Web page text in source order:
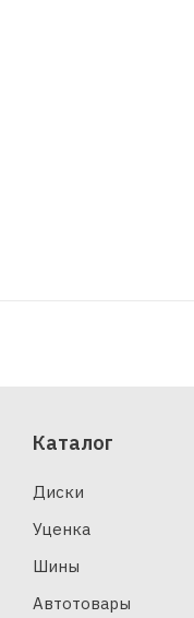
Каталог
Диски
Уценка
Шины
Автотовары